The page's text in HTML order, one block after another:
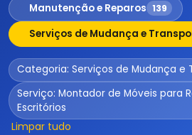
Manutenção e Reparos 139
Serviços de Mudança e
Categoria: Serviços de Mudança e
Serviço: Montador de Móveis para
Escritórios
Limpar tudo